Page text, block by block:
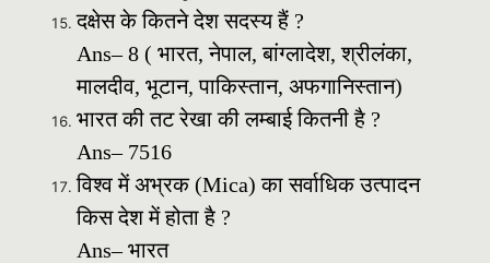
दक्षेस के कितने देश सदस्य हैं ?
Ans– 8 ( भारत, नेपाल, बांग्लादेश, श्रीलंका,
मालदीव, भूटान, पाकिस्तान, अफगानिस्तान)
भारत की तट रेखा की लम्बाई कितनी है ?
Ans– 7516
विश्व में अभ्रक (Mica) का सर्वाधिक उत्पादन
किस देश में होता है ?
Ans– भारत